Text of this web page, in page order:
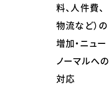
料、人件費、
物流など）の
増加・ニュー
ノーマルへの
対応